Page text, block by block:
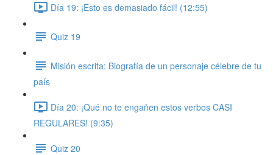
Día 19: ¡Esto es demasiado fácil! (12:55)
Quiz 19
Misión escrita: Biografía de un personaje célebre de tu
país
Día 20: ¡Qué no te engañen estos verbos CASI
REGULARES! (9:35)
Quiz 20